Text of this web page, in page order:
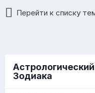
Перейти к списку
Зодиака